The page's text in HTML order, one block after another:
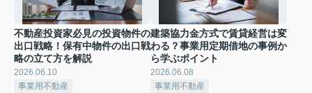
不動産投資家必見の投資物件の
出口戦略！保有中物件の出口戦
略の立て方を解説
2026.06.10
事業用不動産
建築協力金方式で賃貸経営は変
わる？事業用定期借地の事例か
ら学ぶポイント
2026.06.08
事業用不動産